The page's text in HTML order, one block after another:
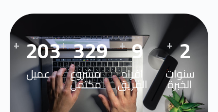
3
+
سنوات
الخبرة
11
+
افراد
الفريق
410
+
مشروع
مكتمل
250
+
عميل